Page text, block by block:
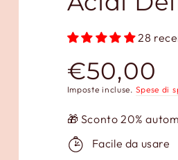
28
Prezzo
regolare
€50,00
Imposte incluse. Spese di
🎁 Sconto 20%
Facile da usare